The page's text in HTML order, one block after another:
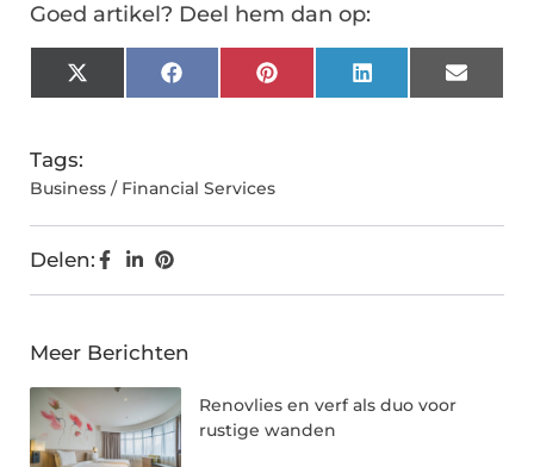
Goed artikel? Deel hem dan op:
X
(Twitter)
FacebookPinterestLinkedInEmail
Tags:
Business / Financial Services
Delen:
Meer Berichten
Renovlies en verf als duo voor
rustige wanden